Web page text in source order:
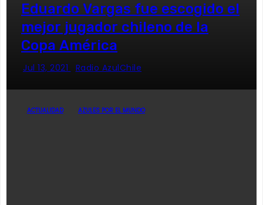
Eduardo Vargas fue escogido el
mejor jugador chileno de la
Copa América
Jul 13, 2021 Radio AzulChile
ACTUALIDAD AZULES POR EL MUNDO